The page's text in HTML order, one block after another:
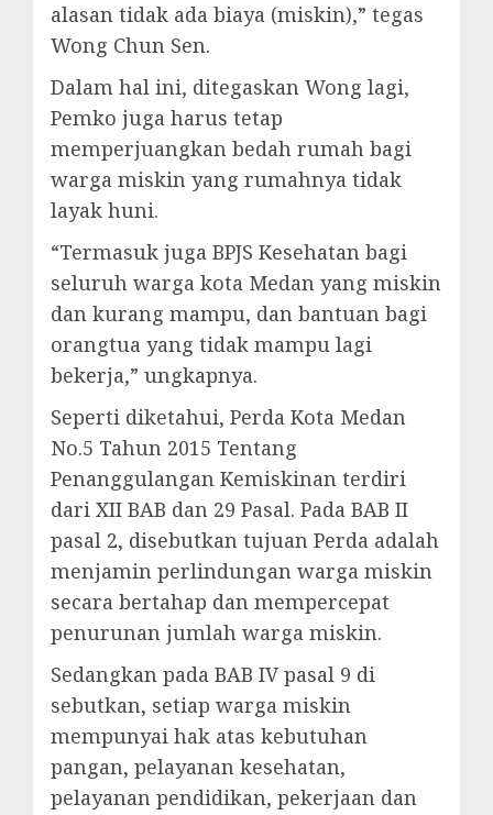
alasan tidak ada biaya (miskin),” tegas
Wong Chun Sen.
Dalam hal ini, ditegaskan Wong lagi,
Pemko juga harus tetap
memperjuangkan bedah rumah bagi
warga miskin yang rumahnya tidak
layak huni.
“Termasuk juga BPJS Kesehatan bagi
seluruh warga kota Medan yang miskin
dan kurang mampu, dan bantuan bagi
orangtua yang tidak mampu lagi
bekerja,” ungkapnya.
Seperti diketahui, Perda Kota Medan
No.5 Tahun 2015 Tentang
Penanggulangan Kemiskinan terdiri
dari XII BAB dan 29 Pasal. Pada BAB II
pasal 2, disebutkan tujuan Perda adalah
menjamin perlindungan warga miskin
secara bertahap dan mempercepat
penurunan jumlah warga miskin.
Sedangkan pada BAB IV pasal 9 di
sebutkan, setiap warga miskin
mempunyai hak atas kebutuhan
pangan, pelayanan kesehatan,
pelayanan pendidikan, pekerjaan dan